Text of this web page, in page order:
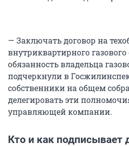
— Заключать договор на
внутриквартирного
обязанность владельца
подчеркнули в
собственники на общем
делегировать эти
управляющей компании.
Кто и как подписывает